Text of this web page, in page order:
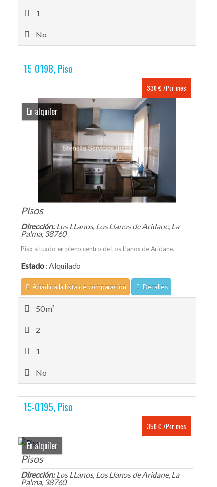
1
No
15-0198, Piso
330 € /Por mes
En alquiler
Pisos
Dirección:Los LLanos, Los Llanos de Aridane, La
Palma, 38760
Piso situado en pleno centro de Los Llanos de Aridane.
Estado : Alquilado
Añadir a la lista de comparación Detalles
50 m²
2
1
No
15-0195, Piso
350 € /Por mes
En alquiler
Pisos
Dirección:Los LLanos, Los Llanos de Aridane, La
Palma, 38760